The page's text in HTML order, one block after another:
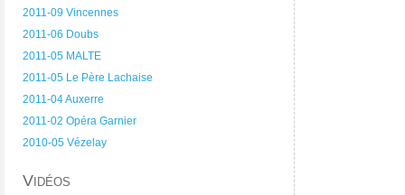
2011-09 Vincennes
2011-06 Doubs
2011-05 MALTE
2011-05 Le Père Lachaise
2011-04 Auxerre
2011-02 Opéra Garnier
2010-05 Vézelay
Vidéos